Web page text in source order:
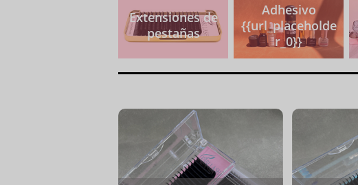
Extensiones de
pestañas
Adhesivo
{{url_placeholde
r_0}}